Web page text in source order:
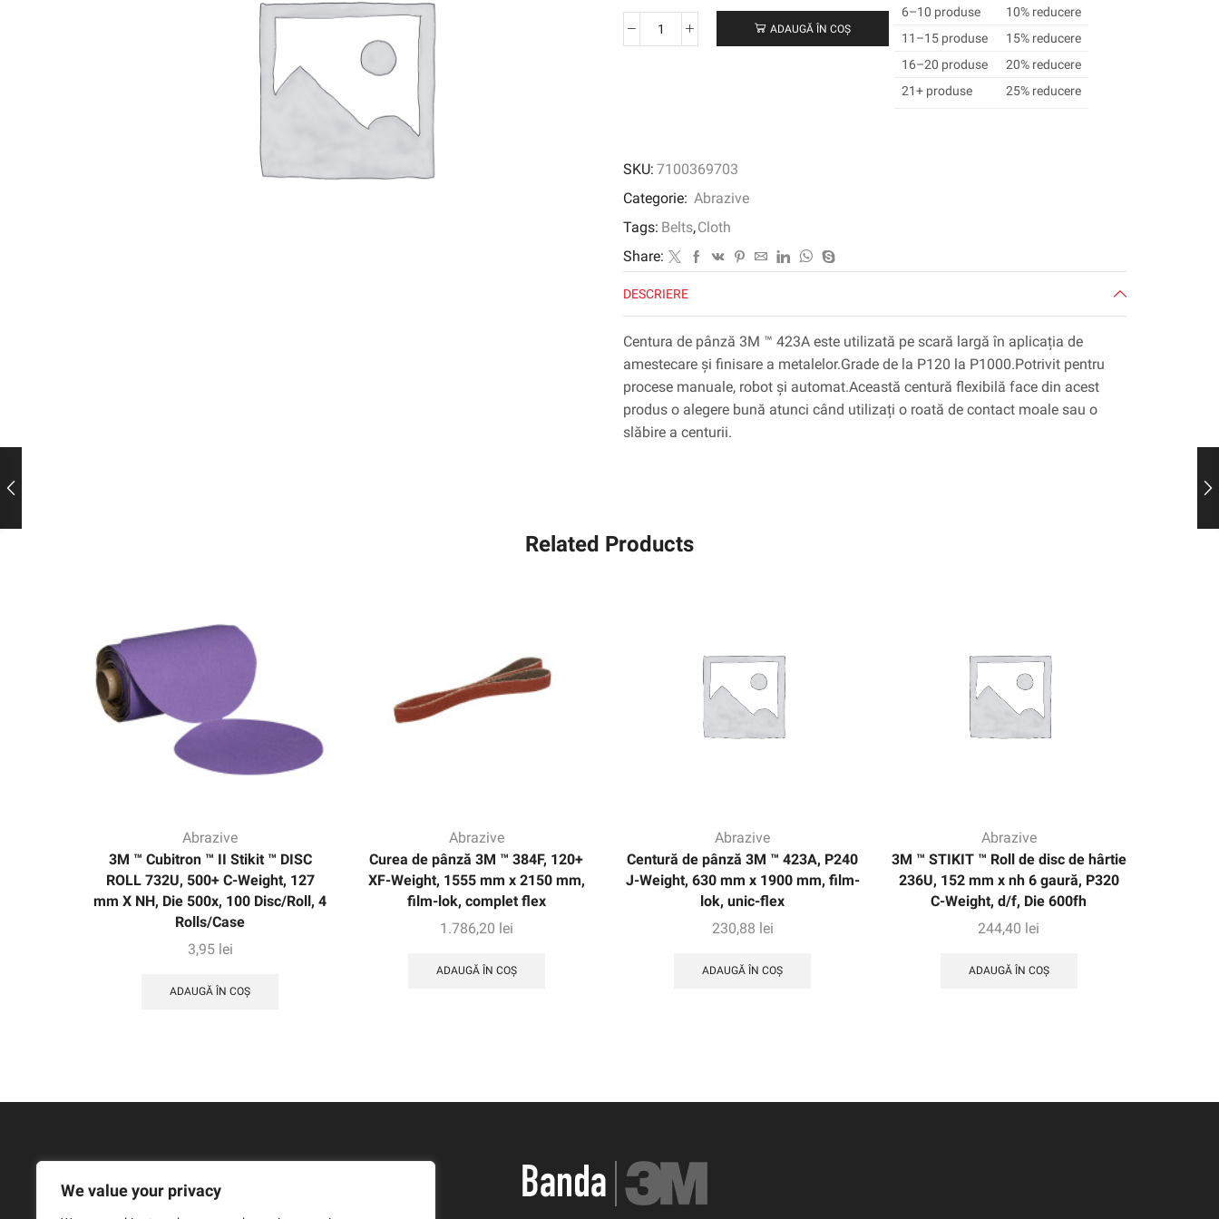
We value your privacy
Cantitate
P240
J-
930
mm
x
1900
mm,
film-
lok,
flex
ADAUGĂ ÎN COȘ
6–10 produse
10% reducere
11–15 produse
15% reducere
16–20 produse
20% reducere
21+ produse
25% reducere
SKU: 7100369703
Categorie: Abrazive
Tags: Belts,Cloth
Share:
DESCRIERE
Centura de pânză 3M ™ 423A este utilizată pe scară largă în aplicația de
amestecare și finisare a metalelor.Grade de la P120 la P1000.Potrivit pentru
procese manuale, robot și automat.Această centură flexibilă face din acest
produs o alegere bună atunci când utilizați o roată de contact moale sau o
slăbire a centurii.
Related Products
Abrazive
3M ™ Cubitron ™ II Stikit ™ DISC
ROLL 732U, 500+ C-Weight, 127
mm X NH, Die 500x, 100 Disc/Roll, 4
Rolls/Case
3,95 lei
ADAUGĂ ÎN COȘ
Abrazive
Curea de pânză 3M ™ 384F, 120+
XF-Weight, 1555 mm x 2150 mm,
film-lok, complet flex
1.786,20 lei
ADAUGĂ ÎN COȘ
Abrazive
Centură de pânză 3M ™ 423A, P240
J-Weight, 630 mm x 1900 mm, film-
lok, unic-flex
230,88 lei
ADAUGĂ ÎN COȘ
Abrazive
3M ™ STIKIT ™ Roll de disc de hârtie
236U, 152 mm x nh 6 gaură, P320
C-Weight, d/f, Die 600fh
244,40 lei
ADAUGĂ ÎN COȘ